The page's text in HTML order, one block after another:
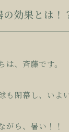
の効果とは！
は、斉藤です。
も閉幕し、いよ
がら、暑い！！